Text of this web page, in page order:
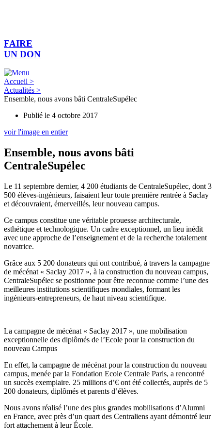
FAIRE
UN DON
Accueil >
Actualités >
Ensemble, nous avons bâti CentraleSupélec
Publié le 4 octobre 2017
voir l'image en entier
Ensemble, nous avons bâti
CentraleSupélec
Le 11 septembre dernier, 4 200 étudiants de CentraleSupélec, dont 3
500 élèves-ingénieurs, faisaient leur toute première rentrée à Saclay
et découvraient, émerveillés, leur nouveau campus.
Ce campus constitue une véritable prouesse architecturale,
esthétique et technologique. Un cadre exceptionnel, un lieu inédit
avec une approche de l’enseignement et de la recherche totalement
novatrice.
Grâce aux 5 200 donateurs qui ont contribué, à travers la campagne
de mécénat « Saclay 2017 », à la construction du nouveau campus,
CentraleSupélec se positionne pour être reconnue comme l’une des
meilleures institutions scientifiques mondiales, formant les
ingénieurs-entrepreneurs, de haut niveau scientifique.
La campagne de mécénat « Saclay 2017 », une mobilisation
exceptionnelle des diplômés de l’Ecole pour la construction du
nouveau Campus
En effet, la campagne de mécénat pour la construction du nouveau
campus, menée par la Fondation Ecole Centrale Paris, a rencontré
un succès exemplaire. 25 millions d’€ ont été collectés, auprès de 5
200 donateurs, diplômés et parents d’élèves.
Nous avons réalisé l’une des plus grandes mobilisations d’Alumni
en France, avec près d’un quart des Centraliens ayant démontré leur
fort attachement à leur École.